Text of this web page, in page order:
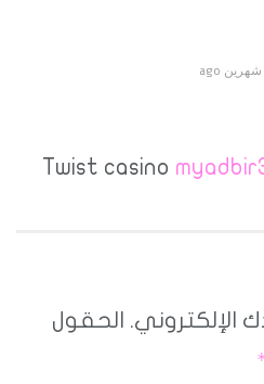
شهرين ago
Twist casino
الإلكتروني. الحقول
*